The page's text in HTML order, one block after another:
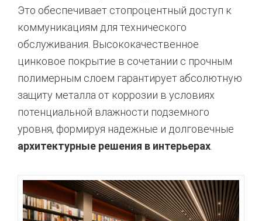
Это обеспечивает стопроцентный доступ к
коммуникациям для технического
обслуживания. Высококачественное
цинковое покрытие в сочетании с прочным
полимерным слоем гарантирует абсолютную
защиту металла от коррозии в условиях
потенциальной влажности подземного
уровня, формируя надежные и долговечные
архитектурные решения в интерьерах